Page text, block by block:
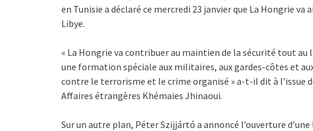
en Tunisie a déclaré ce mercredi 23 janvier que La Hongrie va
Libye.
« La Hongrie va contribuer au maintien de la sécurité tout
une formation spéciale aux militaires, aux gardes-côtes et
contre le terrorisme et le crime organisé » a-t-il dit à l’issue
Affaires étrangères Khémaies Jhinaoui.
Sur un autre plan, Péter Szijjártó a annoncé l’ouverture